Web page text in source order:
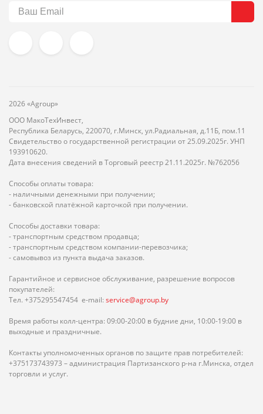
2026 «Agroup»
ООО МакоТехИнвест,
Республика Беларусь, 220070, г.Минск, ул.Радиальная, д.11Б, пом.11
Свидетельство о государственной регистрации от 25.09.2025г. УНП
193910620.
Дата внесения сведений в Торговый реестр 21.11.2025г. №762056
Способы оплаты товара:
- наличными денежными при получении;
- банковской платёжной карточкой при получении.
Способы доставки товара:
- транспортным средством продавца;
- транспортным средством компании-перевозчика;
- самовывоз из пункта выдача заказов.
Гарантийное и сервисное обслуживание, разрешение вопросов
покупателей:
Тел. +375295547454 e-mail: service@agroup.by
Время работы колл-центра: 09:00-20:00 в будние дни, 10:00-19:00 в
выходные и праздничные.
Контакты уполномоченных органов по защите прав потребителей:
+375173743973 – администрация Партизанского р-на г.Минска, отдел
торговли и услуг.